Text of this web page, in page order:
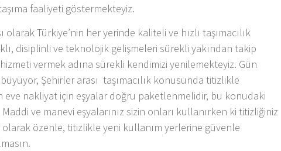
faaliyeti göstermekteyiz.
Türkiye’nin her yerinde kaliteli ve hızlı taşımacılık
disiplinli ve teknolojik gelişmeleri sürekli yakından takip
vermek adına sürekli kendimizi yenilemekteyiz. Gün
Şehirler arası taşımacılık konusunda titizlikle
eve nakliyat için eşyalar doğru paketlenmelidir, bu konudaki
ve manevi eşyalarınız sizin onları kullanırken ki titizliğiniz
özenle, titizlikle yeni kullanım yerlerine güvenle